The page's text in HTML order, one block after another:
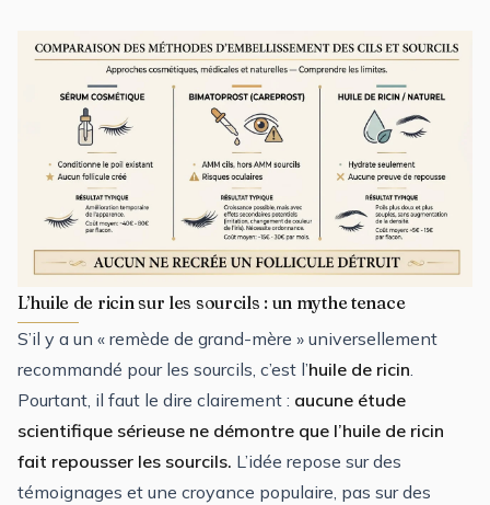
L’huile de ricin sur les sourcils : un mythe tenace
S’il y a un « remède de grand-mère » universellement
recommandé pour les sourcils, c’est l’huile de ricin.
Pourtant, il faut le dire clairement : aucune étude
scientifique sérieuse ne démontre que l’huile de ricin
fait repousser les sourcils. L’idée repose sur des
témoignages et une croyance populaire, pas sur des